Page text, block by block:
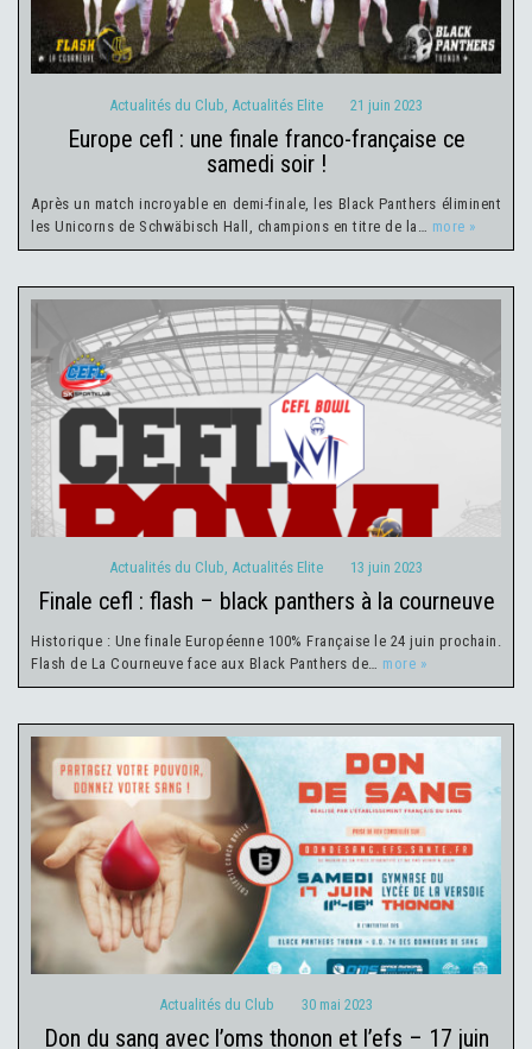
Actualités du Club Actualités Elite 21 juin 2023
europe cefl : une finale franco-française ce
samedi soir !
Après un match incroyable en demi-finale, les Black Panthers éliminent
les Unicorns de Schwäbisch Hall, champions en titre de la…
more »
Actualités du Club Actualités Elite
Actualités du Club Actualités Elite 13 juin 2023
finale cefl : flash – black panthers à la courneuve
Historique : Une finale Européenne 100% Française le 24 juin prochain.
Flash de La Courneuve face aux Black Panthers de…
more »
Actualités du Club 30 mai 2023
Actualités du Club 30 mai 2023
don du sang avec l’oms thonon et l’efs – 17 juin